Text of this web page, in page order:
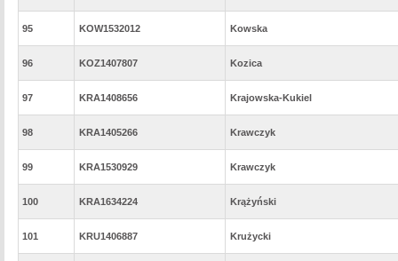
95 KOW1532012 Kowska
96 KOZ1407807 Kozica
97 KRA1408656 Krajowska-Kukiel
98 KRA1405266 Krawczyk
99 KRA1530929 Krawczyk
100 KRA1634224 Krążyński
101 KRU1406887 Krużycki